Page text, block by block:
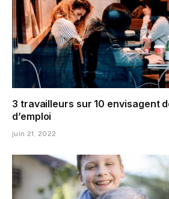
3 travailleurs sur 10 envisagent
d’emploi
juin 21, 2022